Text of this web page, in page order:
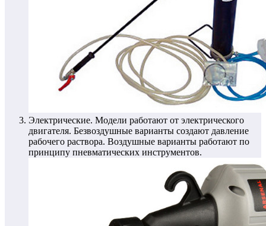
Электрические. Модели работают от электрического
двигателя. Безвоздушные варианты создают давление
рабочего раствора. Воздушные варианты работают по
принципу пневматических инструментов.